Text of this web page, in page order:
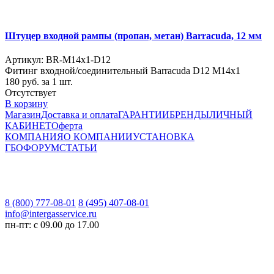
Штуцер входной рампы (пропан, метан) Barracuda, 12 мм
Артикул: BR-M14x1-D12
Фитинг входной/соединительный Barracuda D12 М14x1
180 руб. за 1 шт.
Отсутствует
В корзину
МагазинДоставка и оплатаГАРАНТИИБРЕНДЫЛИЧНЫЙ
КАБИНЕТОферта
КОМПАНИЯО КОМПАНИИУСТАНОВКА
ГБОФОРУМСТАТЬИ
8 (800) 777-08-01 8 (495) 407-08-01
info@intergasservice.ru
пн-пт: с 09.00 до 17.00